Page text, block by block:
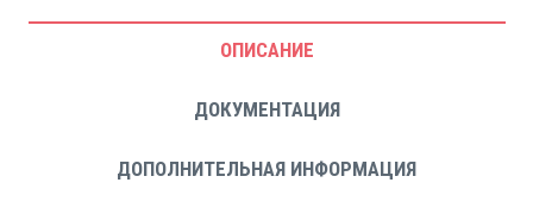
ОПИСАНИЕ
ДОКУМЕНТАЦИЯ
ДОПОЛНИТЕЛЬНАЯ ИНФОРМАЦИЯ